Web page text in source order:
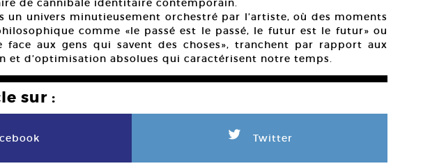
de cannibale identitaire contemporain.
un univers minutieusement orchestré par l’artiste, où des moments
comme «le passé est le passé, le futur est le futur» ou
face aux gens qui savent des choses», tranchent par rapport aux
et d’optimisation absolues qui caractérisent notre temps.
sur :
L Twitter